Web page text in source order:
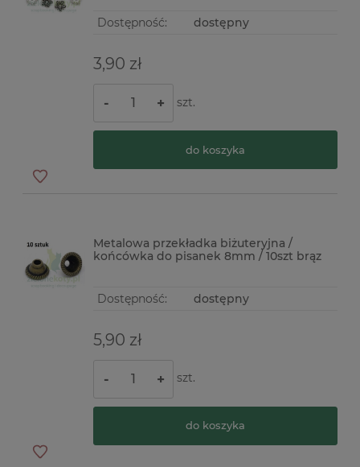
Dostępność: dostępny
3,90 zł
- + szt.
do koszyka
Metalowa przekładka biżuteryjna /
końcówka do pisanek 8mm / 10szt brąz
Dostępność: dostępny
5,90 zł
- + szt.
do koszyka